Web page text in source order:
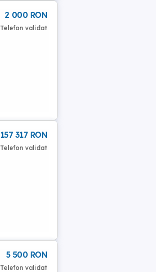
2 000 RON
Telefon validat
157 317 RON
Telefon validat
5 500 RON
Telefon validat